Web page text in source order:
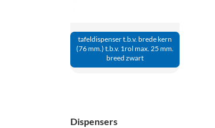
tafeldispenser t.b.v. brede kern
(76 mm.) t.b.v. 1rol max. 25 mm.
breed zwart
Dispensers